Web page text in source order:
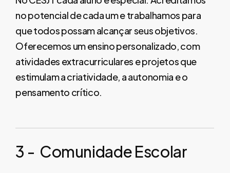
no potencial de cada um e trabalhamos para
que todos possam alcançar seus objetivos.
Oferecemos um ensino personalizado, com
atividades extracurriculares e projetos que
estimulam a criatividade, a autonomia e o
pensamento crítico.
3 - ComunidadeEscolar